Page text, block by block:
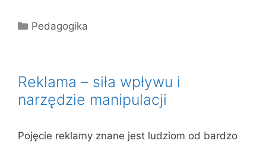
Kategorie
Pedagogika
Reklama – siła wpływu i
narzędzie manipulacji
Pojęcie reklamy znane jest ludziom od bardzo